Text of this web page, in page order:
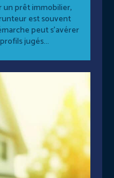
prêt immobilier,
est souvent
peut s'avérer
jugés...